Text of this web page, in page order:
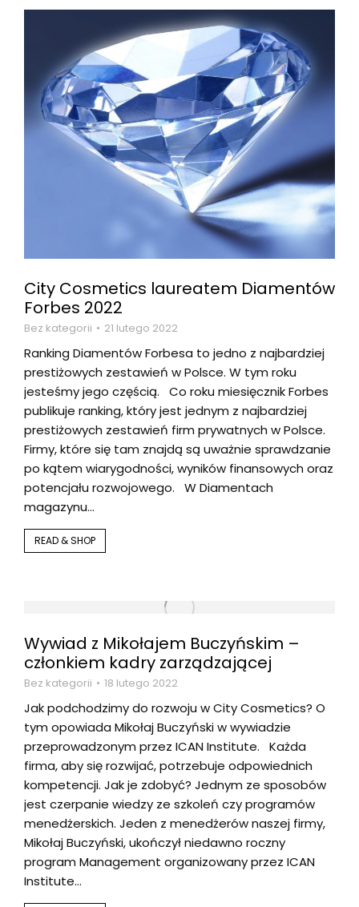
City Cosmetics laureatem Diamentów
Forbes 2022
Bez kategorii 21 lutego 2022
Ranking Diamentów Forbesa to jedno z najbardziej
prestiżowych zestawień w Polsce. W tym roku
jesteśmy jego częścią. Co roku miesięcznik Forbes
publikuje ranking, który jest jednym z najbardziej
prestiżowych zestawień firm prywatnych w Polsce.
Firmy, które się tam znajdą są uważnie sprawdzanie
po kątem wiarygodności, wyników finansowych oraz
potencjału rozwojowego. W Diamentach
magazynu…
READ & SHOP
Wywiad z Mikołajem Buczyńskim –
członkiem kadry zarządzającej
Bez kategorii 18 lutego 2022
Jak podchodzimy do rozwoju w City Cosmetics? O
tym opowiada Mikołaj Buczyński w wywiadzie
przeprowadzonym przez ICAN Institute. Każda
firma, aby się rozwijać, potrzebuje odpowiednich
kompetencji. Jak je zdobyć? Jednym ze sposobów
jest czerpanie wiedzy ze szkoleń czy programów
menedżerskich. Jeden z menedżerów naszej firmy,
Mikołaj Buczyński, ukończył niedawno roczny
program Management organizowany przez ICAN
Institute…